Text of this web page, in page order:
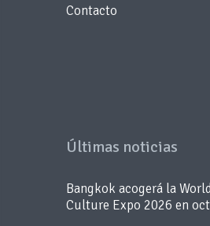
Contacto
Últimas noticias
Bangkok acogerá la
Culture Expo 2026 en